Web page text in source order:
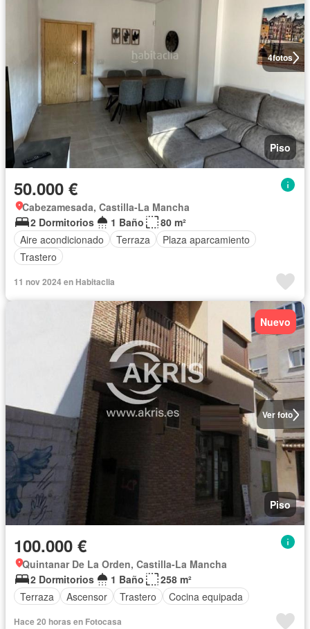
4fotos
Piso
50.000 €
Cabezamesada, Castilla-La Mancha
2 Dormitorios
1 Baño
80 m²
Aire acondicionado
Terraza
Plaza aparcamiento
Trastero
11 nov 2024 en Habitaclia
Ver foto
Nuevo
Piso
100.000 €
Quintanar De La Orden, Castilla-La Mancha
2 Dormitorios
1 Baño
258 m²
Terraza
Ascensor Trastero Cocina equipada
Hace 20 horas en Fotocasa